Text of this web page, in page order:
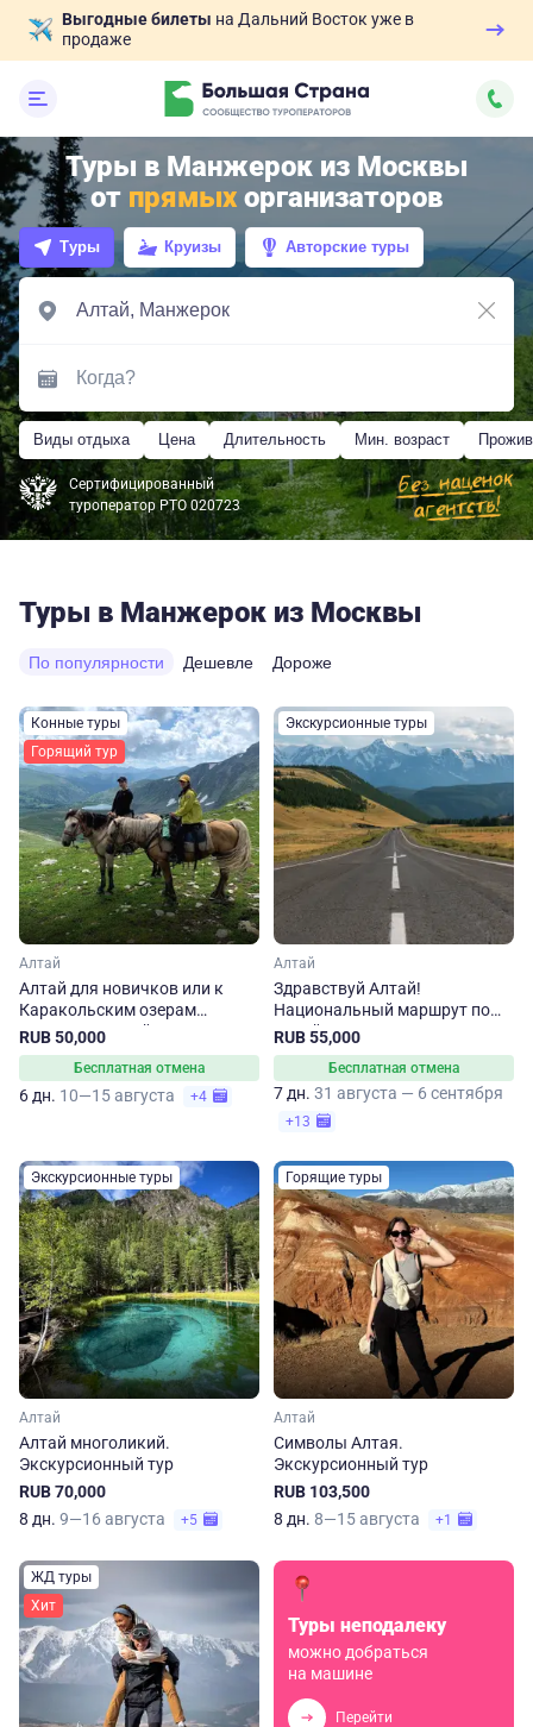
Выгодные билеты на Дальний Восток уже в
продаже
Туры в Манжерок из Москвы
от прямых организаторов
Туры Круизы Авторские туры
Виды отдыха Цена Длительность Мин. возраст
Сертифицированный
туроператор РТО 020723
Туры в Манжерок из Москвы
По популярности Дешевле Дороже
Конные туры
Горящий тур
Алтай
Алтай для новичков или к
Каракольским озерам
налегке. Конный тур
RUB 50,000
Бесплатная отмена
6 дн. 10—15 августа +4
Экскурсионные туры
Алтай
Здравствуй Алтай!
Национальный маршрут по
Алтайскому краю
RUB 55,000
Бесплатная отмена
7 дн. 31 августа — 6 сентября
+13
Экскурсионные туры
Алтай
Алтай многоликий.
Экскурсионный тур
RUB 70,000
8 дн. 9—16 августа +5
Горящие туры
Алтай
Символы Алтая.
Экскурсионный тур
RUB 103,500
8 дн. 8—15 августа +1
ЖД туры
Хит
Туры неподалеку
можно добраться
на машине
Перейти